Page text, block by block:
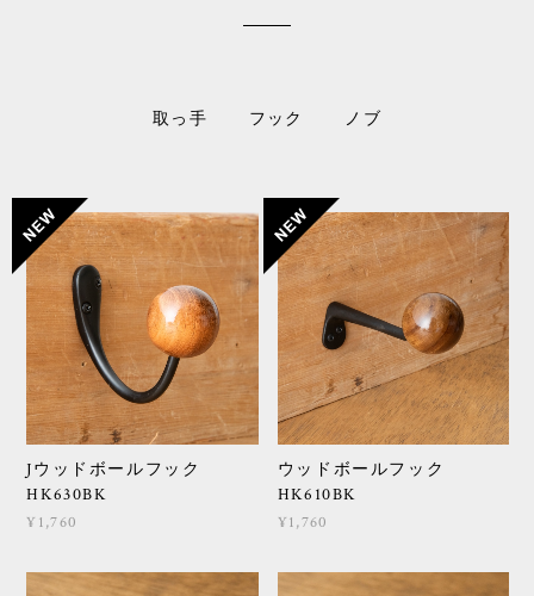
取っ手 フック ノブ
Jウッドボールフック
HK630BK
¥1,760
ウッドボールフック
HK610BK
¥1,760